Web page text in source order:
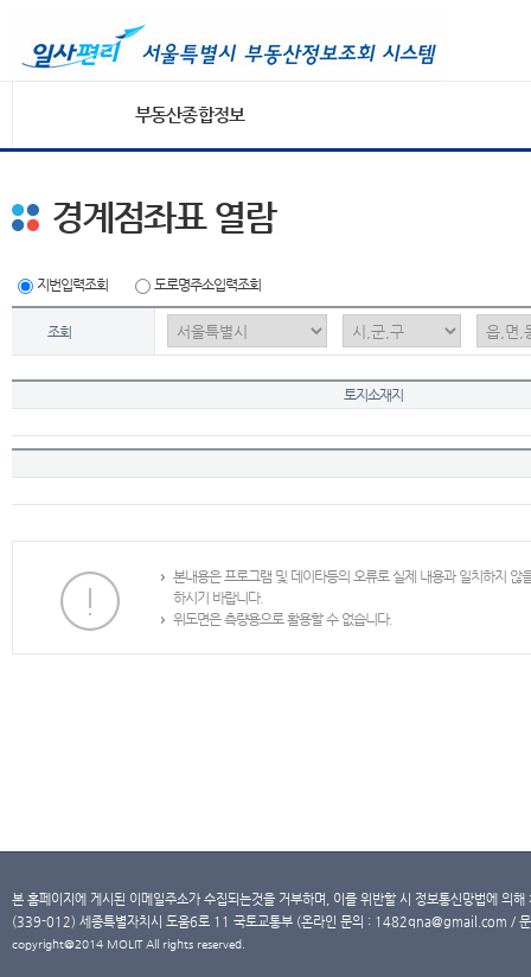
부동산종합정보
경계점좌표 열람
지번입력조회 도로명주소입력조회
조회
토지소재지
본내용은 프로그램 및 데이타등의 오류로 실제 내용과 일치하지
하시기 바랍니다.
위도면은 측량용으로 활용할 수 없습니다.
본 홈페이지에 게시된 이메일주소가 수집되는것을 거부하며, 이를 위반할 시 정보통신망법에 의
(339-012) 세종특별자치시 도움6로 11 국토교통부 (온라인 문의 : 1482qna@gmail.com /
copyright@2014 MOLIT All rights reserved.